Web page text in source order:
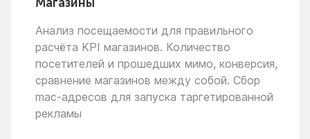
Анализ посещаемости для правильного
расчёта KPI магазинов. Количество
посетителей и прошедших мимо, конверсия,
сравнение магазинов между собой. Сбор
mac-адресов для запуска таргетированной
рекламы